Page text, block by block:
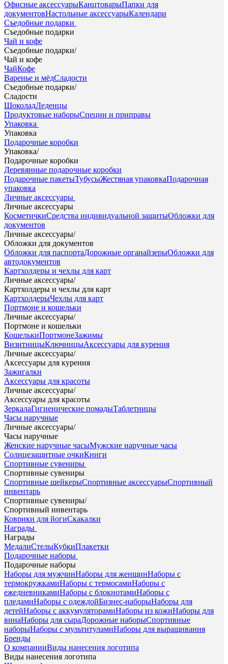
Офисные аксессуарыКанцтоварыПапки для
документовНастольные аксессуарыКалендари
Съедобные подарки
Съедобные подарки
Чай и кофе
Съедобные подарки/
Чай и кофе
ЧайКофе
Варенье и мёдСладости
Съедобные подарки/
Сладости
ШоколадЛеденцы
Продуктовые наборыСпеции и приправы
Упаковка
Упаковка
Подарочные коробки
Упаковка/
Подарочные коробки
Деревянные подарочные коробки
Подарочные пакетыТубусыЖестяная упаковкаПодарочная
упаковка
Личные аксессуары
Личные аксессуары
КосметичкиСредства индивидуальной защитыОбложки для
документов
Личные аксессуары/
Обложки для документов
Обложки для паспортаДорожные органайзерыОбложки для
автодокументов
Картхолдеры и чехлы для карт
Личные аксессуары/
Картхолдеры и чехлы для карт
КартхолдерыЧехлы для карт
Портмоне и кошельки
Личные аксессуары/
Портмоне и кошельки
КошелькиПортмонеЗажимы
ВизитницыКлючницыАксессуары для курения
Личные аксессуары/
Аксессуары для курения
Зажигалки
Аксессуары для красоты
Личные аксессуары/
Аксессуары для красоты
ЗеркалаГигиенические помадыТаблетницы
Часы наручные
Личные аксессуары/
Часы наручные
Женские наручные часыМужские наручные часы
Солнцезащитные очкиКниги
Спортивные сувениры
Спортивные сувениры
Спортивные шейкерыСпортивные аксессуарыСпортивный
инвентарь
Спортивные сувениры/
Спортивный инвентарь
Коврики для йогиСкакалки
Награды
Награды
МедалиСтелыКубкиПлакетки
Подарочные наборы
Подарочные наборы
Наборы для мужчинНаборы для женщинНаборы с
термокружкамиНаборы с термосамиНаборы с
ежедневникамиНаборы с блокнотамиНаборы с
пледамиНаборы с одеждойБизнес-наборыНаборы для
детейНаборы с аккумуляторамиНаборы из кожиНаборы для
винаНаборы для сыраДорожные наборыСпортивные
наборыНаборы с мультитуламиНаборы для выращивания
Бренды
О компанииВиды нанесения логотипа
Виды нанесения логотипа